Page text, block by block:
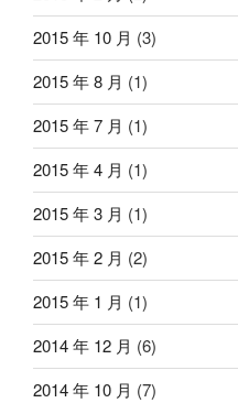
2015 年 10 月 (3)
2015 年 8 月 (1)
2015 年 7 月 (1)
2015 年 4 月 (1)
2015 年 3 月 (1)
2015 年 2 月 (2)
2015 年 1 月 (1)
2014 年 12 月 (6)
2014 年 10 月 (7)